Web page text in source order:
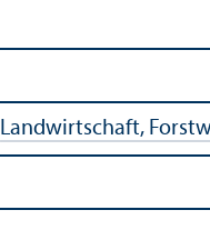
Landwirtschaft,